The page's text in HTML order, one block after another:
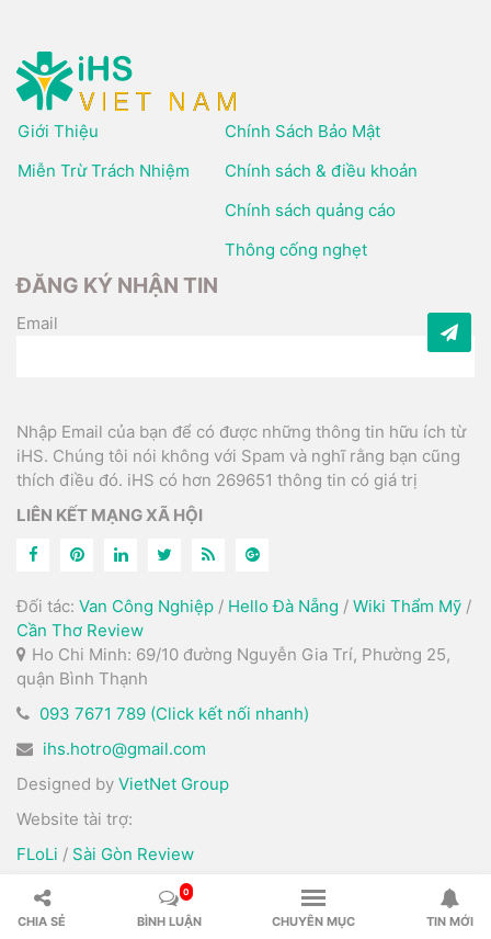
Giới Thiệu
Miễn Trừ Trách Nhiệm
Chính Sách Bảo Mật
Chính sách & điều khoản
Chính sách quảng cáo
Thông cống nghẹt
ĐĂNG KÝ NHẬN TIN
Email
Nhập Email của bạn để có được những thông tin hữu ích từ
iHS. Chúng tôi nói không với Spam và nghĩ rằng bạn cũng
thích điều đó. iHS có hơn 269651 thông tin có giá trị
LIÊN KẾT MẠNG XÃ HỘI
Đối tác: Van Công Nghiệp / Hello Đà Nẵng / Wiki Thẩm Mỹ /
Cần Thơ Review
Ho Chi Minh: 69/10 đường Nguyễn Gia Trí, Phường 25,
quận Bình Thạnh
093 7671 789 (Click kết nối nhanh)
ihs.hotro@gmail.com
Designed by VietNet Group
Website tài trợ:
FLoLi / Sài Gòn Review
© Bản quyền
iHS Việt Nam
CHIA SẺ
0
BÌNH LUẬN CHUYÊN MỤC TIN MỚI